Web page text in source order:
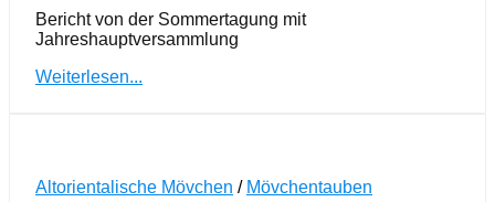
Bericht von der Sommertagung mit
Jahreshauptversammlung
Weiterlesen...
Altorientalische Mövchen / Mövchentauben